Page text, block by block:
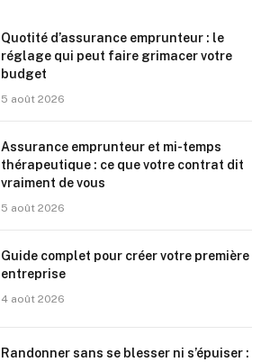
Quotité d’assurance emprunteur : le
réglage qui peut faire grimacer votre
budget
5 août 2026
Assurance emprunteur et mi-temps
thérapeutique : ce que votre contrat dit
vraiment de vous
5 août 2026
Guide complet pour créer votre première
entreprise
4 août 2026
Randonner sans se blesser ni s’épuiser :